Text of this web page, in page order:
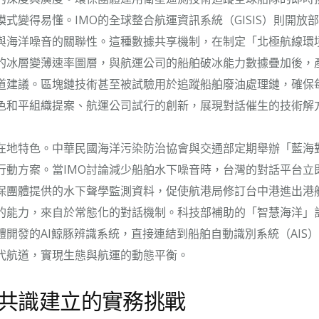
式變得易懂。IMO的全球整合航運資訊系統（GISIS）則開放
海洋噪音的關聯性。這種數據共享機制，在制定「北極航線環
冰層變薄速率圖層，與航運公司的船舶破冰能力數據疊加後，
建議。區塊鏈技術甚至被試驗用於追蹤船舶廢油處理鏈，確保
和平組織提案、航運公司試行的創新，展現對話催生的技術解
地特色。中華民國海洋污染防治協會與交通部定期舉辦「藍海
動方案。當IMO討論減少船舶水下噪音時，台灣的對話平台立
團體提供的水下聲學監測資料，促使航港局修訂台中港進出港
能力，來自於常態化的對話機制。科技部補助的「智慧海洋」
開發的AI鯨豚辨識系統，直接連結到船舶自動識別系統（AIS
道，實現生態與航運的動態平衡。
識建立的實務挑戰